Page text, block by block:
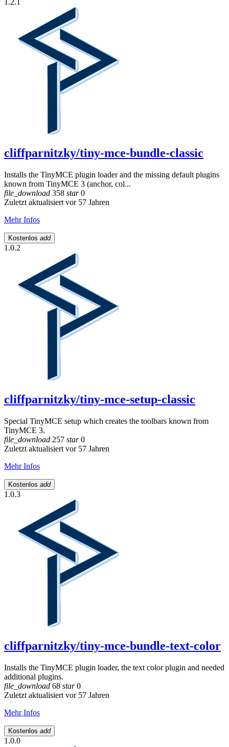
cliffparnitzky/tiny-mce-bundle-classic
Installs the TinyMCE plugin loader and the missing default plugins
known from TinyMCE 3 (anchor, col...
file_download 358 star0
Zuletzt aktualisiert vor 57 Jahren
Mehr Infos
Kostenlos add
1.0.2
cliffparnitzky/tiny-mce-setup-classic
Special TinyMCE setup which creates the toolbars known from
TinyMCE 3.
file_download 257 star0
Zuletzt aktualisiert vor 57 Jahren
Mehr Infos
Kostenlos add
1.0.3
cliffparnitzky/tiny-mce-bundle-text-color
Installs the TinyMCE plugin loader, the text color plugin and needed
additional plugins.
file_download 68 star0
Zuletzt aktualisiert vor 57 Jahren
Mehr Infos
Kostenlos add
1.0.0